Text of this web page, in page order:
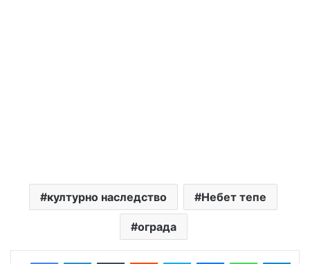
културно наследство Небет тепе
ограда